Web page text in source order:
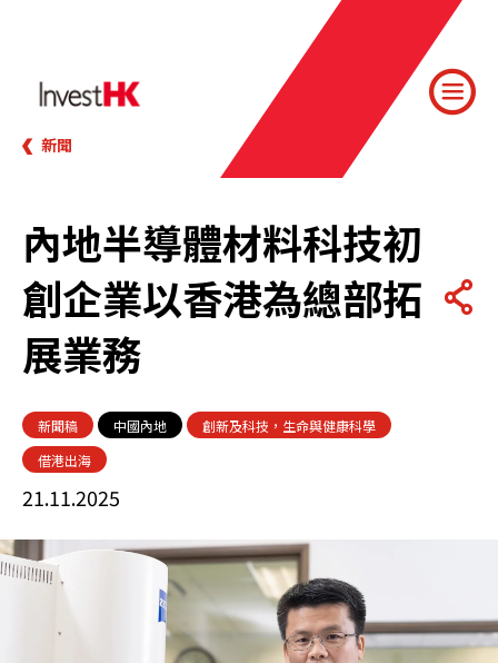
新聞
內地半導體材料科技初
創企業以香港為總部拓
展業務
新聞稿 中國內地
創新及科技，生命與健康科學
借港出海
21.11.2025